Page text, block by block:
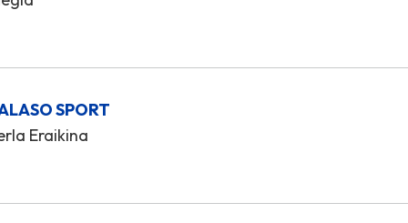
SPORT
Eraikina